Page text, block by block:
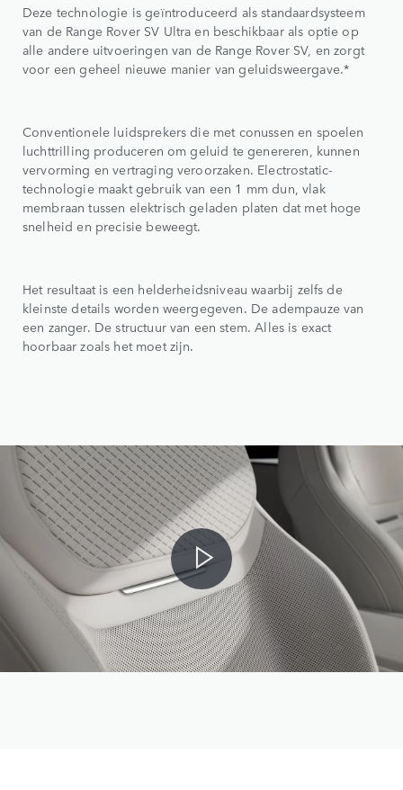
Deze technologie is geïntroduceerd als standaardsysteem
van de Range Rover SV Ultra en beschikbaar als optie op
alle andere uitvoeringen van de Range Rover SV, en zorgt
voor een geheel nieuwe manier van geluidsweergave.*
Conventionele luidsprekers die met conussen en spoelen
luchttrilling produceren om geluid te genereren, kunnen
vervorming en vertraging veroorzaken. Electrostatic-
technologie maakt gebruik van een 1 mm dun, vlak
membraan tussen elektrisch geladen platen dat met hoge
snelheid en precisie beweegt.
Het resultaat is een helderheidsniveau waarbij zelfs de
kleinste details worden weergegeven. De adempauze van
een zanger. De structuur van een stem. Alles is exact
hoorbaar zoals het moet zijn.